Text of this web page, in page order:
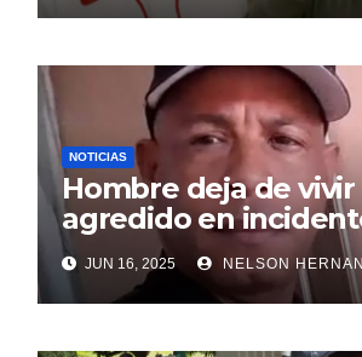
NOTICIAS
Hombre deja de vivir
agredido en
SDE
JUN 16, 2025 NELSON